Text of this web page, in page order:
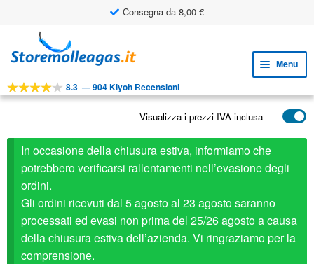
Consegna da 8,00 €
Utile strumento di progettazione
alla
al
Menu
STRUMENTI
il
menu
child
child
APPLICAZIONI
SERVIZIO CLIENTI
child
FAQ
8.3 —904 Kiyoh Recensioni
Visualizza i prezzi IVA inclusa
In occasione della chiusura estiva, informiamo che
potrebbero verificarsi rallentamenti nell’evasione degli
ordini.
Gli ordini ricevuti dal 5 agosto al 23 agosto saranno
processati ed evasi non prima del 25/26 agosto a causa
della chiusura estiva dell’azienda. Vi ringraziamo per la
comprensione.